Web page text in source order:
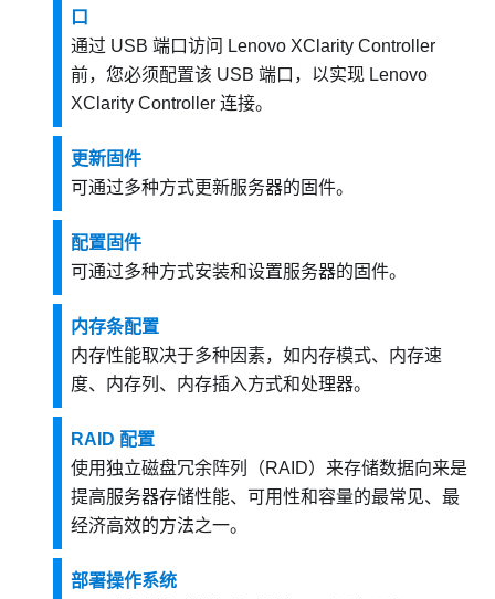
口
通过 USB 端口访问 Lenovo XClarity Controller
前，您必须配置该 USB 端口，以实现 Lenovo
XClarity Controller 连接。
更新固件
可通过多种方式更新服务器的固件。
配置固件
可通过多种方式安装和设置服务器的固件。
内存条配置
内存性能取决于多种因素，如内存模式、内存速
度、内存列、内存插入方式和处理器。
RAID 配置
使用独立磁盘冗余阵列（RAID）来存储数据向来是
提高服务器存储性能、可用性和容量的最常见、最
经济高效的方法之一。
部署操作系统